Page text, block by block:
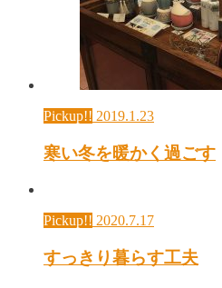
Pickup!! 2019.1.23
寒い冬を暖かく過ごす
Pickup!! 2020.7.17
すっきり暮らす工夫